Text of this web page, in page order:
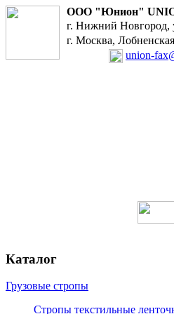
ООО
г. Нижний Новгород,
г. Москва,
union-
Каталог
Грузовые стропы
Стропы текстильные